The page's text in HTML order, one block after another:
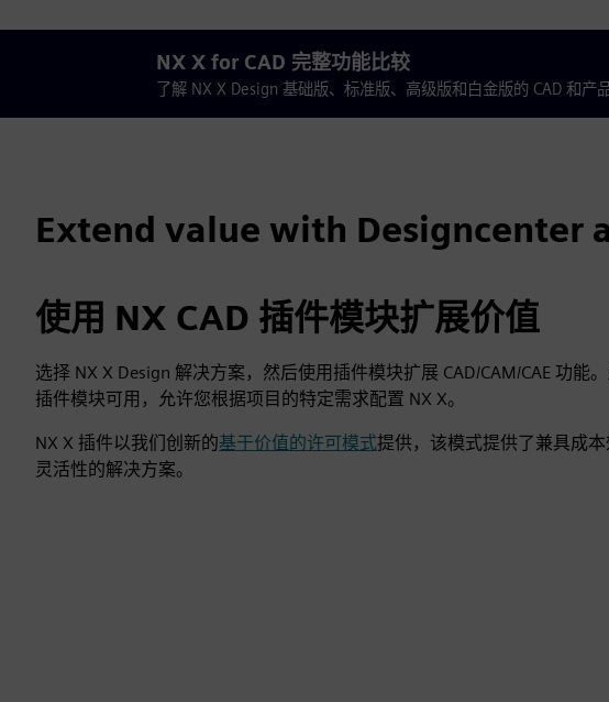
NX X for CAD 完整功能比较
了解 NX X Design 基础版、标准版、高级版和白金版的 CAD 和产
Extend value with Designcenter
使用 NX CAD 插件模块扩展价值
选择 NX X Design 解决方案，然后使用插件模块扩展 CAD/CAM/CAE 功能
插件模块可用，允许您根据项目的特定需求配置 NX X。
NX X 插件以我们创新的基于价值的许可模式提供，该模式提供了兼具成
灵活性的解决方案。